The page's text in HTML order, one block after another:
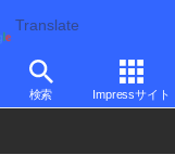
Translate
検索 Impressサイト